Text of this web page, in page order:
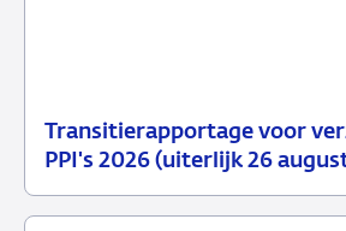
Transitierapportage voor
PPI's 2026 (uiterlijk 26
29
Nieuwsbericht